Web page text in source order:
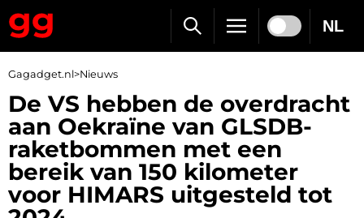
NL
Gagadget.nl>Nieuws
De VS hebben de overdracht
aan Oekraïne van GLSDB-
raketbommen met een
bereik van 150 kilometer
voor HIMARS uitgesteld tot